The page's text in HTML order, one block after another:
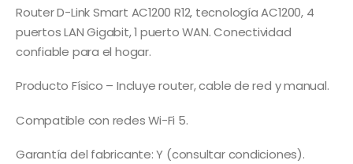
Router D-Link Smart AC1200 R12, tecnología AC1200, 4
puertos LAN Gigabit, 1 puerto WAN. Conectividad
confiable para el hogar.
Producto Físico – Incluye router, cable de red y manual.
Compatible con redes Wi-Fi 5.
Garantía del fabricante: Y (consultar condiciones).